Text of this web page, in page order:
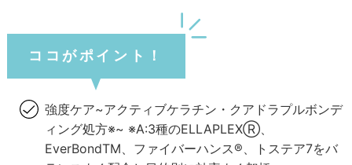
ココがポイント！
強度ケア~アクティブケラチン・クアドラプルボンデ
ィング処方※~ ※A:3種のELLAPLEXⓇ、
EverBondTM、ファイバーハンス®、トステア7をバ